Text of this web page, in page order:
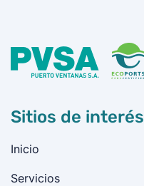
Sitios de interés
Inicio
Servicios